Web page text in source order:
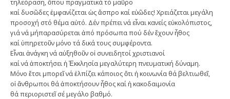
τηλεόραση, ὅπου πραγματικά τό μαῦρο
καί δυσῶδες ἐμφανίζεται ὡς ἄσπρο καί εὐῶδες! Χρειάζεται μεγάλη
προσοχή στό θέμα αὐτό. Δέν πρέπει νά εἶναι κανείς εὐκολόπιστος,
γιά νά μήπαρασύρεται ἀπό πρόσωπα πού δέν ἔχουν ἦθος
καί ὑπηρετοῦν μόνο τά δικά τους συμφέροντα.
Εἶναι ἀνάγκη νά αὐξηθοῦν οἱ συνειδητοί χριστιανοί
καί νά ἀποκτήσει ἡ Ἐκκλησία μεγαλύτερη πνευματική δύναμη.
Μόνο ἔτσι μπορεῖ νά ἐλπίζει κάποιος ὅτι ἡ κοινωνία θά βελτιωθεῖ,
οἱ ἄνθρωποι θά ἀποκτήσουν ἦθος καί ἡ κακοδαιμονία
θά περιοριστεῖ σέ μεγάλο βαθμό.